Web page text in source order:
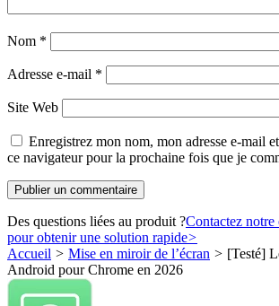
Nom *
Adresse e-mail *
Site Web
Enregistrez mon nom, mon adresse e-mail
ce navigateur pour la prochaine fois que je
Des questions liées au produit ?Contactez notre
pour obtenir une solution rapide>
Accueil > Mise en miroir de l’écran > [Testé]
Android pour Chrome en 2026